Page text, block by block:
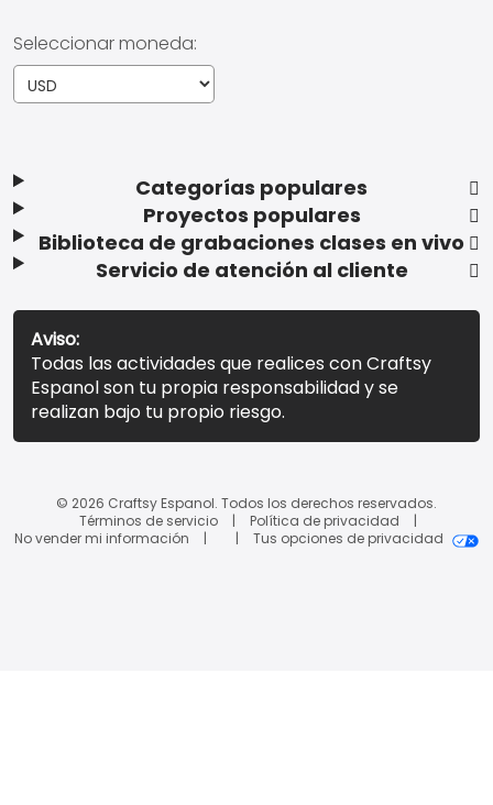
Categorías populares
Proyectos populares
Biblioteca de grabaciones clases en vivo
Servicio de atención al cliente
Seleccionar moneda:
Aviso:
Todas las actividades que realices con Craftsy
Espanol son tu propia responsabilidad y se
realizan bajo tu propio riesgo.
© 2026 Craftsy Espanol. Todos los derechos reservados.
Términos de servicio
Política de privacidad
No vender mi información
Tus opciones de privacidad